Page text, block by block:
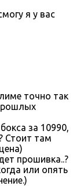
я у вас
точно так
за 10990,
Стоит там
прошивка..?
или опять